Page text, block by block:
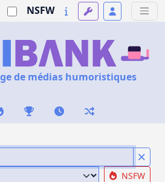
NSFW
de médias humoristiques
NSFW